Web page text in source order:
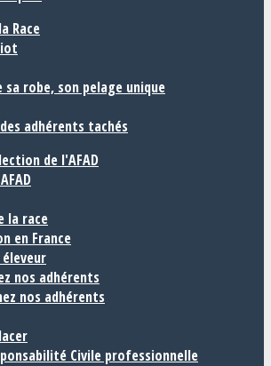
Race
sa robe, son pelage unique
adhérents tachés
de l'AFAD
la race
en France
nos adhérents
nos adhérents
Civile professionnelle